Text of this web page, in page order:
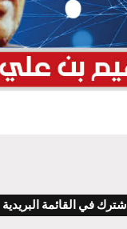
اشترك في القائمة البريدية